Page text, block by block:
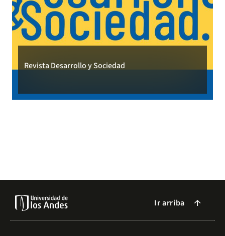
Revista Desarrollo y Sociedad
Ir arriba arrow_forward